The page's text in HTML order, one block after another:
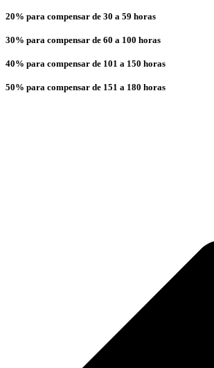
20% para compensar de 30 a 59 horas
30% para compensar de 60 a 100 horas
40% para compensar de 101 a 150 horas
50% para compensar de 151 a 180 horas